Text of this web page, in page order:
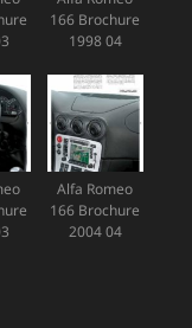
166 Brochure
1998 04
Alfa Romeo
166 Brochure
2004 04